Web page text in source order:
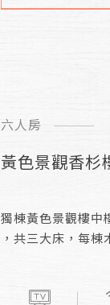
六人房
黃色景觀香杉
獨棟黃色景觀樓中
，共三大床，每棟